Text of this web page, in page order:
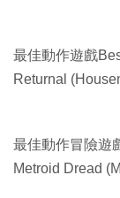
最佳動作遊戲
Returnal
最佳動作冒險遊
Metroid Dread